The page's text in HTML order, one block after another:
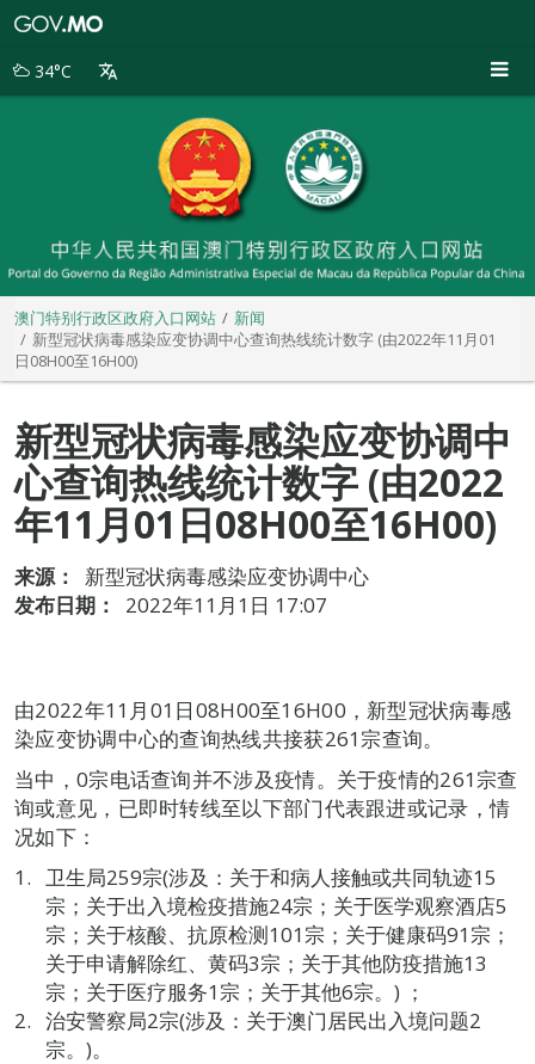
别
34°C
澳门特别行政区政府入口网站
新闻
新型冠状病毒感染应变协调中心查询热线统计数字 (由2022年11月01
日08H00至16H00)
新型冠状病毒感染应变协调中
心查询热线统计数字 (由2022
年11月01日08H00至16H00)
来源：
新型冠状病毒感染应变协调中心
发布日期：
2022年11月1日 17:07
由2022年11月01日08H00至16H00，新型冠状病毒感
染应变协调中心的查询热线共接获261宗查询。
当中，0宗电话查询并不涉及疫情。关于疫情的261宗查
询或意见，已即时转线至以下部门代表跟进或记录，情
况如下：
卫生局259宗(涉及：关于和病人接触或共同轨迹15
宗；关于出入境检疫措施24宗；关于医学观察酒店5
宗；关于核酸、抗原检测101宗；关于健康码91宗；
关于申请解除红、黄码3宗；关于其他防疫措施13
宗；关于医疗服务1宗；关于其他6宗。) ；
治安警察局2宗(涉及：关于澳门居民出入境问题2
宗。)。